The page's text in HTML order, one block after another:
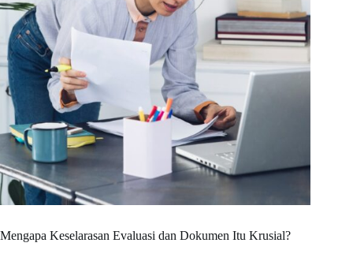
Mengapa Keselarasan Evaluasi dan Dokumen Itu Krusial?